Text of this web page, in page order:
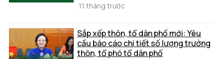
11 tháng trước
Sắp xếp thôn, tổ dân phố mới: Yêu
cầu báo cáo chi tiết số lượng trưởng
thôn, tổ phó tổ dân phố